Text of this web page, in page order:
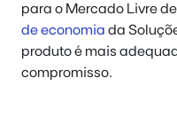
para o Mercado Livre
de economia da
produto é mais
compromisso.